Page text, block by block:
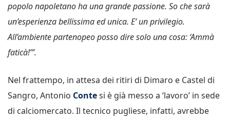
popolo napoletano ha una grande passione. So che sarà
un’esperienza bellissima ed unica. E’ un privilegio.
All’ambiente partenopeo posso dire solo una cosa: ‘Ammà
faticà!’”.
Nel frattempo, in attesa dei ritiri di Dimaro e Castel di
Sangro, Antonio Contesi è già messo a ‘lavoro’ in sede
di calciomercato. Il tecnico pugliese, infatti, avrebbe